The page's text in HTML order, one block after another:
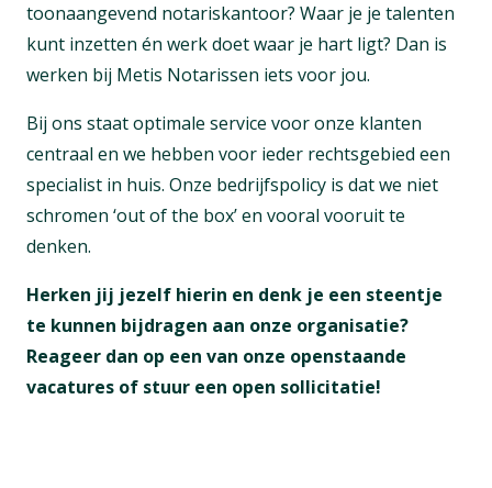
toonaangevend notariskantoor? Waar je je talenten
kunt inzetten én werk doet waar je hart ligt? Dan is
werken bij Metis Notarissen iets voor jou.
Bij ons staat optimale service voor onze klanten
centraal en we hebben voor ieder rechtsgebied een
specialist in huis. Onze bedrijfspolicy is dat we niet
schromen ‘out of the box’ en vooral vooruit te
denken.
Herken jij jezelf hierin en denk je een steentje
te kunnen bijdragen aan onze organisatie?
Reageer dan op een van onze openstaande
vacatures of stuur een open sollicitatie!